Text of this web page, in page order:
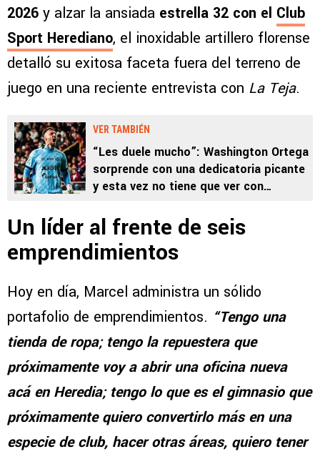
2026 y alzar la ansiada estrella 32 con el Club
Sport Herediano, el inoxidable artillero florense
detalló su exitosa faceta fuera del terreno de
juego en una reciente entrevista con La Teja.
VER TAMBIÉN
“Les duele mucho”: Washington Ortega
sorprende con una dedicatoria picante
y esta vez no tiene que ver con
Un líder al frente de seis
emprendimientos
Hoy en día, Marcel administra un sólido
portafolio de emprendimientos. “Tengo una
tienda de ropa; tengo la repuestera que
próximamente voy a abrir una oficina nueva
acá en Heredia; tengo lo que es el gimnasio que
próximamente quiero convertirlo más en una
especie de club, hacer otras áreas, quiero tener